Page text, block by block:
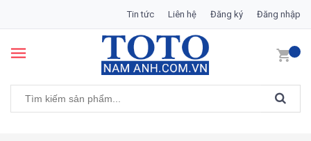
Tin tức Liên hệ Đăng ký Đăng nhập